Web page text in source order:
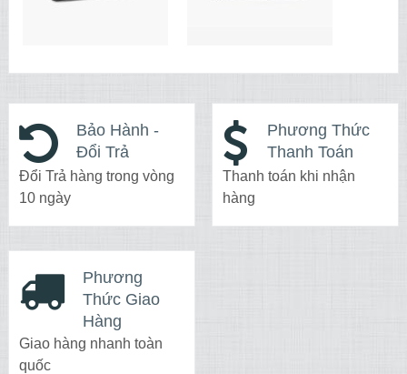
Bảo Hành -
Đổi Trả
Đổi Trả hàng trong vòng
10 ngày
Phương Thức
Thanh Toán
Thanh toán khi nhận
hàng
Phương
Thức Giao
Hàng
Giao hàng nhanh toàn
quốc